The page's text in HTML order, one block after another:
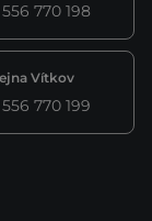
770 198
Vítkov
770 199